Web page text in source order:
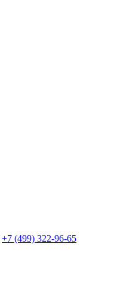
+7 (499) 322-96-65